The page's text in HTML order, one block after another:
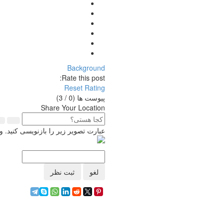
Background
Rate this post:
Reset Rating
پیوست ها (0
/ 3)
Share Your Location
عبارت تصویر زیر را بازنویسی
لغو ثبت نظر